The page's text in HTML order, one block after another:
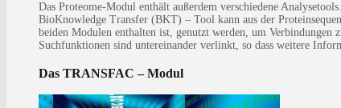
Das Proteome-Modul enthält außerdem verschiedene
BioKnowledge Transfer (BKT) – Tool kann aus der
beiden Modulen enthalten ist, genutzt werden, um Verbindungen
Suchfunktionen sind untereinander verlinkt, so dass weitere
Das TRANSFAC – Modul